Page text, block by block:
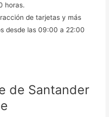
horas.
de tarjetas y más
desde las 09:00 a 22:00
de Santander